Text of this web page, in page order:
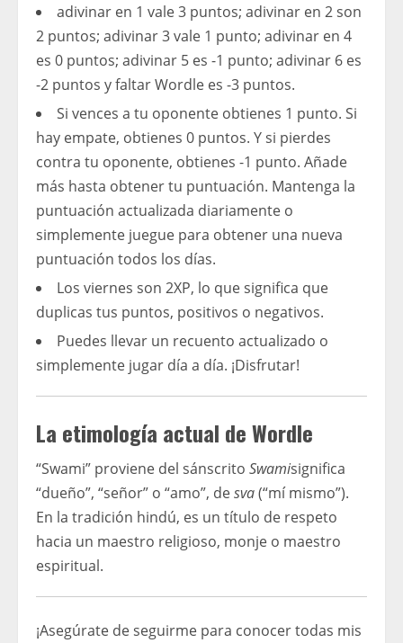
adivinar en 1 vale 3 puntos; adivinar en 2 son
2 puntos; adivinar 3 vale 1 punto; adivinar en 4
es 0 puntos; adivinar 5 es -1 punto; adivinar 6 es
-2 puntos y faltar Wordle es -3 puntos.
Si vences a tu oponente obtienes 1 punto. Si
hay empate, obtienes 0 puntos. Y si pierdes
contra tu oponente, obtienes -1 punto. Añade
más hasta obtener tu puntuación. Mantenga la
puntuación actualizada diariamente o
simplemente juegue para obtener una nueva
puntuación todos los días.
Los viernes son 2XP, lo que significa que
duplicas tus puntos, positivos o negativos.
Puedes llevar un recuento actualizado o
simplemente jugar día a día. ¡Disfrutar!
La etimología actual de Wordle
“Swami” proviene del sánscrito Swamisignifica
“dueño”, “señor” o “amo”, desva(“mí mismo”).
En la tradición hindú, es un título de respeto
hacia un maestro religioso, monje o maestro
espiritual.
¡Asegúrate de seguirme para conocer todas mis